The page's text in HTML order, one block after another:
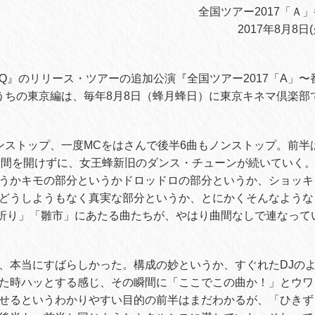
全国ツアー2017「Ａ
2017年8月8日
』のリリース・ツアーの追加公演『全国ツアー2017「A」〜
ちの東京編は、毎年8月8日（蜂月蜂日）に東京キネマ倶楽部
ストップ、一度MCをはさんで後半6曲もノンストップ。前半
を開けずに、女王蜂新旧のダンス・チューンが続いていく
かキモの部分というかドロッドロの部分というか、ショッ
うしようもなく真実な部分というか、とにかくそんなよう
り」「雛市」にあたる曲たちが、やはり曲間なしで連なっ
本当にすばらしかった。構成の妙というか、すぐれたDJの
時ハッとする感じ、その瞬間に「ここでこの曲か！」とウ
るというわかりやすい目的の前半はまだわかるが、「ひき